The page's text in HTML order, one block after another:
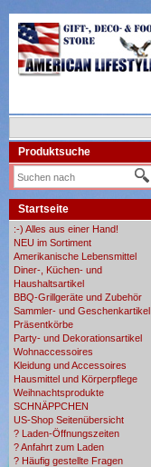
Produktsuche
Startseite
:-) Alles aus einer Hand!
NEU im Sortiment
Amerikanische Lebensmittel
Diner-, Küchen- und
Haushaltsartikel
BBQ-Grillgeräte und Zubehör
Sammler- und Geschenkartikel
Präsentkörbe
Party- und Dekorationsartikel
Wohnaccessoires
Kleidung und Accessoires
Hausmittel und Körperpflege
Weihnachtsprodukte
SCHNÄPPCHEN
US-Shop Seitenübersicht
? Laden-Öffnungszeiten
? Anfahrt zum Laden
? Häufig gestellte Fragen